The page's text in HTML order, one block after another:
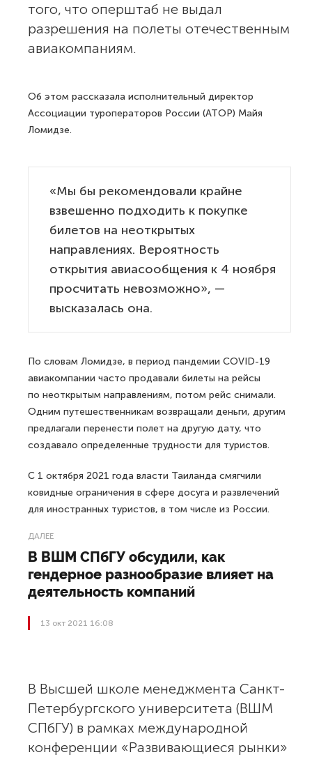
того, что оперштаб не выдал
разрешения на полеты отечественным
авиакомпаниям.
Об этом рассказала исполнительный директор
Ассоциации туроператоров России (АТОР) Майя
Ломидзе.
«Мы бы рекомендовали крайне
взвешенно подходить к покупке
билетов на неоткрытых
направлениях. Вероятность
открытия авиасообщения к 4 ноября
просчитать невозможно», —
высказалась она.
По словам Ломидзе, в период пандемии COVID-19
авиакомпании часто продавали билеты на рейсы
по неоткрытым направлениям, потом рейс снимали.
Одним путешественникам возвращали деньги, другим
предлагали перенести полет на другую дату, что
создавало определенные трудности для туристов.
С 1 октября 2021 года власти Таиланда смягчили
ковидные ограничения в сфере досуга и развлечений
для иностранных туристов, в том числе из России.
ДАЛЕЕ
В ВШМ СПбГУ обсудили, как
гендерное разнообразие влияет на
деятельность компаний
13 окт 2021 16:08
В Высшей школе менеджмента Санкт-
Петербургского университета (ВШМ
СПбГУ) в рамках международной
конференции «Развивающиеся рынки»